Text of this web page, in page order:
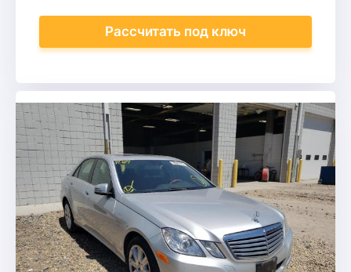
Рассчитать под ключ